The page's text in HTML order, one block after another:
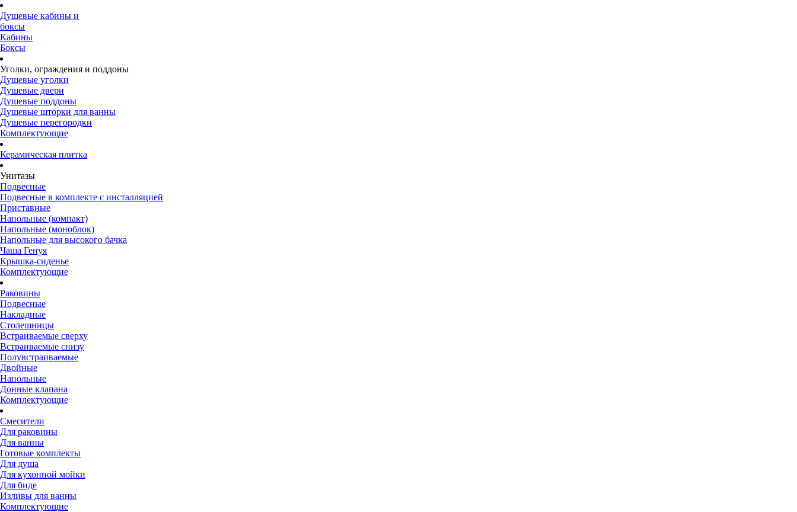
Душевые кабины и
боксы
Кабины
Боксы
Уголки, ограждения и поддоны
Душевые уголки
Душевые двери
Душевые поддоны
Душевые шторки для ванны
Душевые перегородки
Комплектующие
Керамическая плитка
Унитазы
Подвесные
Подвесные в комплекте с инсталляцией
Приставные
Напольные (компакт)
Напольные (моноблок)
Напольные для высокого бачка
Чаша Генуя
Крышка-сиденье
Комплектующие
Раковины
Подвесные
Накладные
Столешницы
Встраиваемые сверху
Встраиваемые снизу
Полувстраиваемые
Двойные
Напольные
Донные клапана
Комплектующие
Смесители
Для раковины
Для ванны
Готовые комплекты
Для душа
Для кухонной мойки
Для биде
Изливы для ванны
Комплектующие